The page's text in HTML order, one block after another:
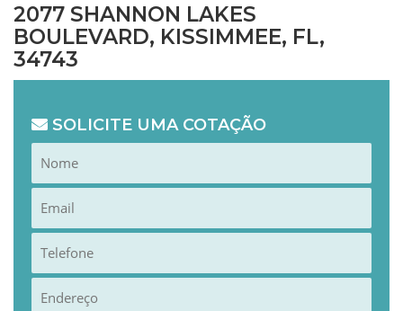
2077 SHANNON LAKES
BOULEVARD, KISSIMMEE, FL,
34743
SOLICITE UMA COTAÇÃO